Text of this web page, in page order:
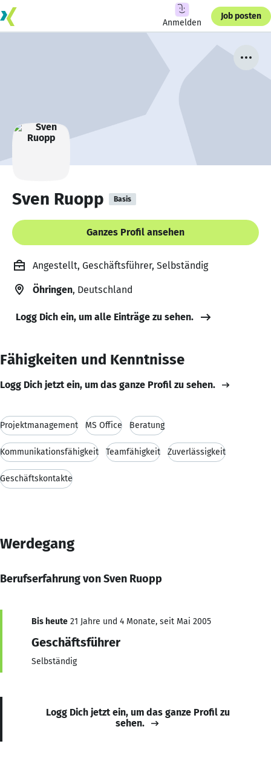
Anmelden
Job posten
Sven Ruopp Basis
Ganzes Profil ansehen
Angestellt, Geschäftsführer, Selbständig
Öhringen, Deutschland
Logg Dich ein, um alle Einträge zu sehen.
Fähigkeiten und Kenntnisse
Logg Dich jetzt ein, um das ganze Profil zu sehen.
Projektmanagement MS Office Beratung
Kommunikationsfähigkeit Teamfähigkeit Zuverlässigkeit
Geschäftskontakte
Werdegang
Berufserfahrung von Sven Ruopp
Bis heute 21 Jahre und 4 Monate, seit Mai 2005
Geschäftsführer
Selbständig
Logg Dich jetzt ein, um das ganze Profil zu
sehen.